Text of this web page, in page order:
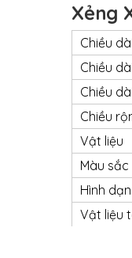
Xẻng
Chiều
Chiều
Chiều
Chiều
Vật liệu
Màu sắc
Hình
Vật liệu